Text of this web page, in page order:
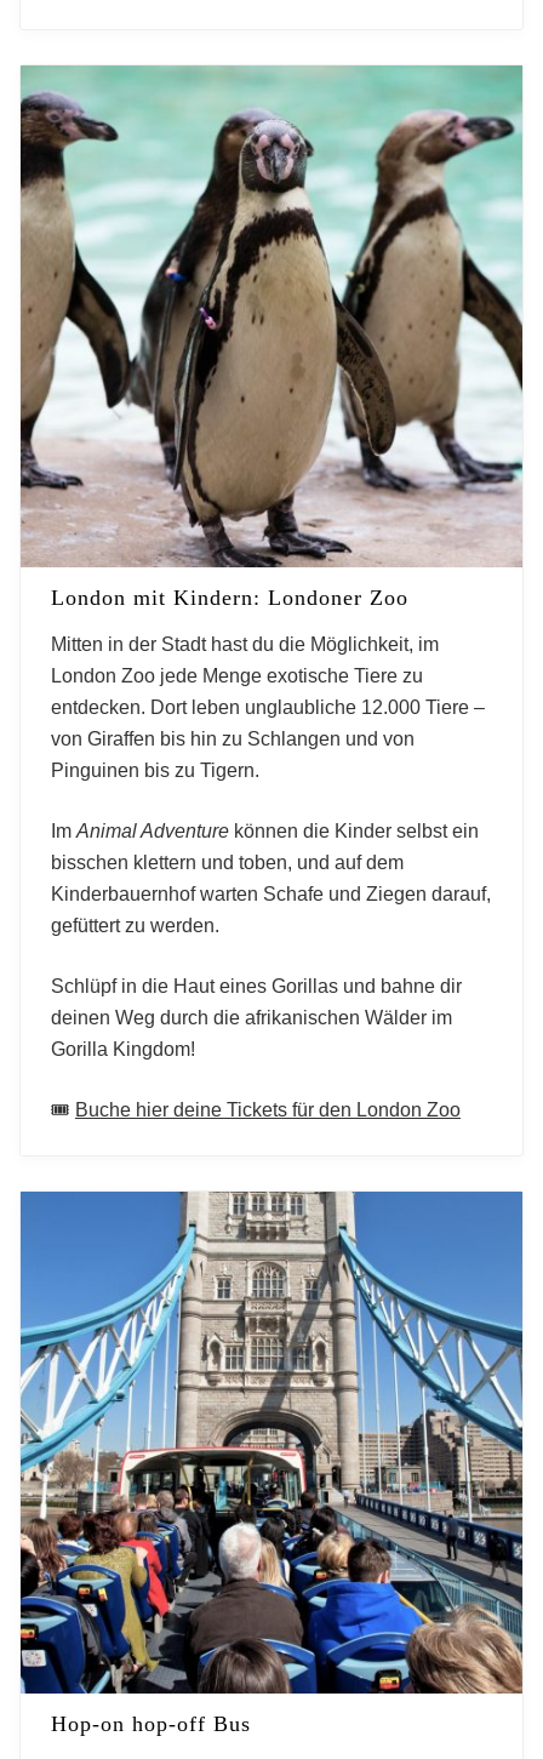
London mit Kindern: Londoner Zoo
Mitten in der Stadt hast du die Möglichkeit, im
London Zoo jede Menge exotische Tiere zu
entdecken. Dort leben unglaubliche 12.000 Tiere –
von Giraffen bis hin zu Schlangen und von
Pinguinen bis zu Tigern.
Im Animal Adventure können die Kinder selbst ein
bisschen klettern und toben, und auf dem
Kinderbauernhof warten Schafe und Ziegen darauf,
gefüttert zu werden.
Schlüpf in die Haut eines Gorillas und bahne dir
deinen Weg durch die afrikanischen Wälder im
Gorilla Kingdom!
🎟️ Buche hier deine Tickets für den London Zoo
Hop-on hop-off Bus